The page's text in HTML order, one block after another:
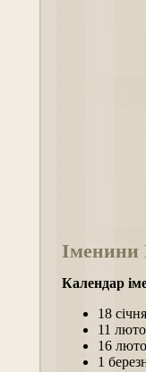
Іменини
Календар
18 січня
11
16
1